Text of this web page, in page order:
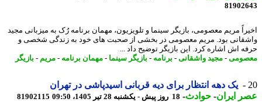
مریم معصومی، بازیگر سینما و تلویزیون، مهمان برنامه رُک به میزبانی مجید
بود. مریم معصومی در بخشی از صحبت های خود به زندگی شخصی و
اش اشاره کرد. این بازیگر توضیح داد ...
-مجید واشقانی-برنامه -بازیگر سینما-مهمان برنامه -مریم- بازیگر
یک دهه انتظار برای دیه قربانی اسیدپاشی در تهران
ایران- حوادث -18 روز پیش - یکشنبه 28 تیر 1405، 09:50 81902115